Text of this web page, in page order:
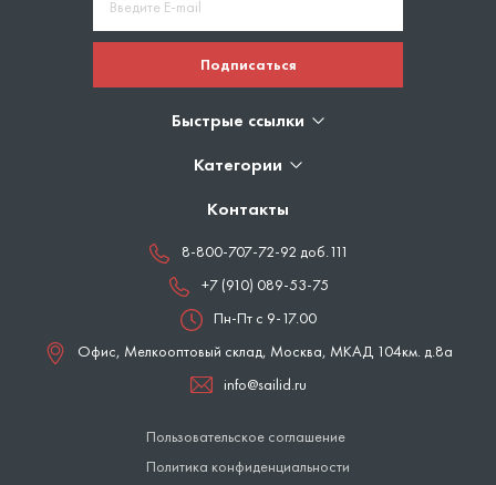
Подписаться
Быстрые ссылки
Категории
Контакты
8-800-707-72-92 доб.111
+7 (910) 089-53-75
Пн-Пт с 9-17.00
Офис, Мелкооптовый склад, Москва, МКАД 104км. д.8а
info@sailid.ru
Пользовательское соглашение
Политика конфиденциальности